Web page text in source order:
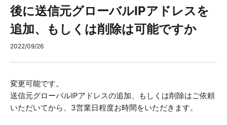
後に送信元グローバルIPアドレスを
追加、もしくは削除は可能ですか
2022/09/26
変更可能です。
送信元グローバルIPアドレスの追加、もしくは削除はご依頼
いただいてから、3営業日程度お時間をいただきます。